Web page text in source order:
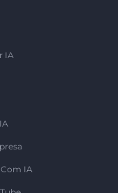
IA
Com IA